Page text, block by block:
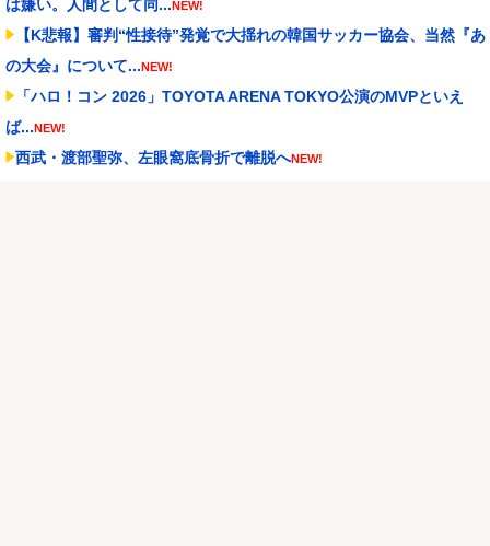
は嫌い。人間として同...NEW!
【K悲報】審判“性接待”発覚で大揺れの韓国サッカー協会、当然『あ
の大会』について...NEW!
「ハロ！コン 2026」TOYOTA ARENA TOKYO公演のMVPといえ
ば...NEW!
西武・渡部聖弥、左眼窩底骨折で離脱へNEW!